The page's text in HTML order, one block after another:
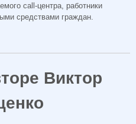
call-центра, работники
средствами граждан.
Виктор